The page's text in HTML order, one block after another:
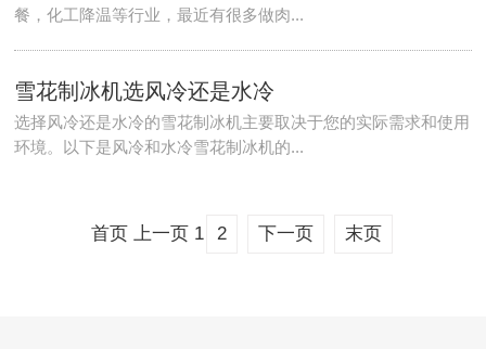
餐，化工降温等行业，最近有很多做肉...
雪花制冰机选风冷还是水冷
选择风冷还是水冷的雪花制冰机主要取决于您的实际需求和使用
环境。以下是风冷和水冷雪花制冰机的...
首页 上一页 1 2 下一页 末页